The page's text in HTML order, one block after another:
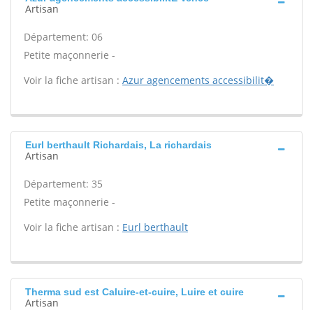
Artisan
Département: 06
Petite maçonnerie -
Voir la fiche artisan : Azur agencements accessibilit�
Eurl berthault Richardais, La richardais
Artisan
Département: 35
Petite maçonnerie -
Voir la fiche artisan : Eurl berthault
Therma sud est Caluire-et-cuire, Luire et cuire
Artisan